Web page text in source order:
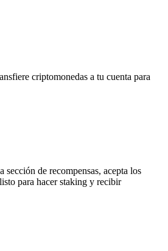
criptomonedas a tu cuenta para
de recompensas, acepta los
para hacer staking y recibir